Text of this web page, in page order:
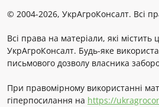
© 2004-2026, УкрАгроКонсалт. Всі
Всі права на матеріали, які
УкрАгроКонсалт. Будь-яке
письмового дозволу власника
При правомірному використанні
гіперпосилання на https://